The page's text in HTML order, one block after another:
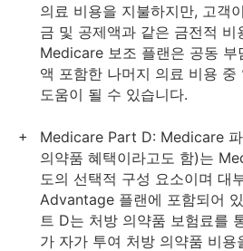
의료 비용을 지불하지만, 고객
금 및 공제액과 같은 금전적 비
Medicare 보조 플랜은 공동 부
액 포함한 나머지 의료 비용 중
도움이 될 수 있습니다.
Medicare Part D: Medicare
의약품 혜택이라고도 함)는
도의 선택적 구성 요소이며 대
Advantage 플랜에 포함되어
트 D는 처방 의약품 보험료를
가 자가 투여 처방 의약품 비용